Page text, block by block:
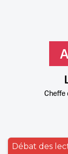
Cheffe
Débat des